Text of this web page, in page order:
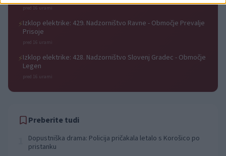
pred 16 urami
⚡Izklop elektrike: 429. Nadzorništvo Ravne - Območje Prevalje
Prisoje
pred 16 urami
⚡Izklop elektrike: 428. Nadzorništvo Slovenj Gradec - Območje
Legen
pred 16 urami
Preberite tudi
Dopustniška drama: Policija pričakala letalo s Korošico po
pristanku